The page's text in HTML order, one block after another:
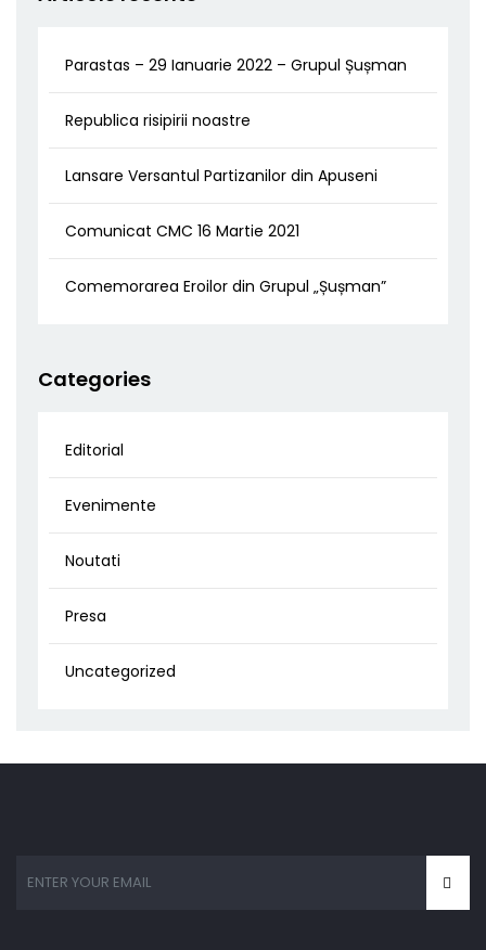
Parastas – 29 Ianuarie 2022 – Grupul Șușman
Republica risipirii noastre
Lansare Versantul Partizanilor din Apuseni
Comunicat CMC 16 Martie 2021
Comemorarea Eroilor din Grupul „Șușman”
Categories
Editorial
Evenimente
Noutati
Presa
Uncategorized